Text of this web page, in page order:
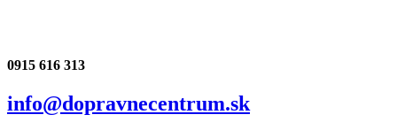
0915 616 313
info@dopravnecentrum.sk